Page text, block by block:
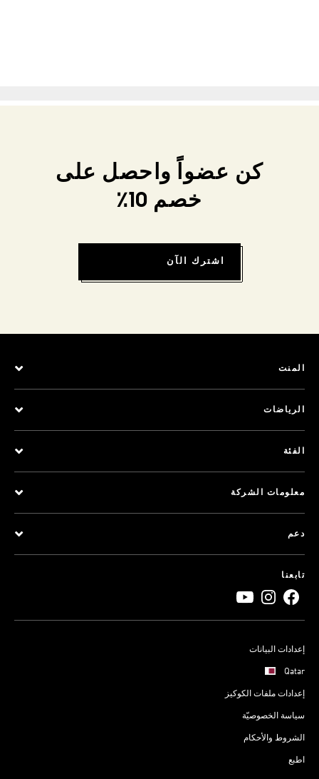
كن عضواً واحصل على
خصم 10٪
اشترك الآن
المنت
الرياضات
الفئة
معلومات الشركة
دعم
تابعنا
إعدادات البيانات
Qatar
إعدادات ملفات الكوكيز
سياسة الخصوصيّة
الشروط والأحكام
اطبع